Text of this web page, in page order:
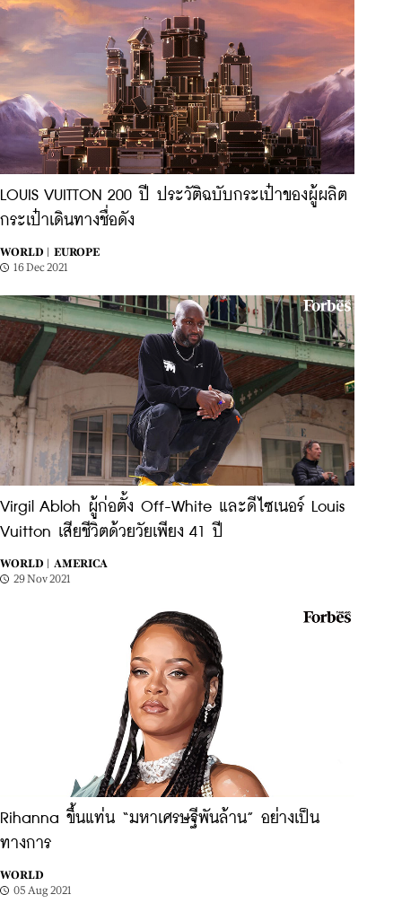
LOUIS VUITTON 200 ปี ประวัติฉบับกระเป๋าของผู้ผลิต
กระเป๋าเดินทางชื่อดัง
WORLD |
EUROPE
16 Dec 2021
Virgil Abloh ผู้ก่อตั้ง Off-White และดีไซเนอร์ Louis
Vuitton เสียชีวิตด้วยวัยเพียง 41 ปี
WORLD |
AMERICA
29 Nov 2021
Rihanna ขึ้นแท่น “มหาเศรษฐีพันล้าน” อย่างเป็น
ทางการ
WORLD
05 Aug 2021